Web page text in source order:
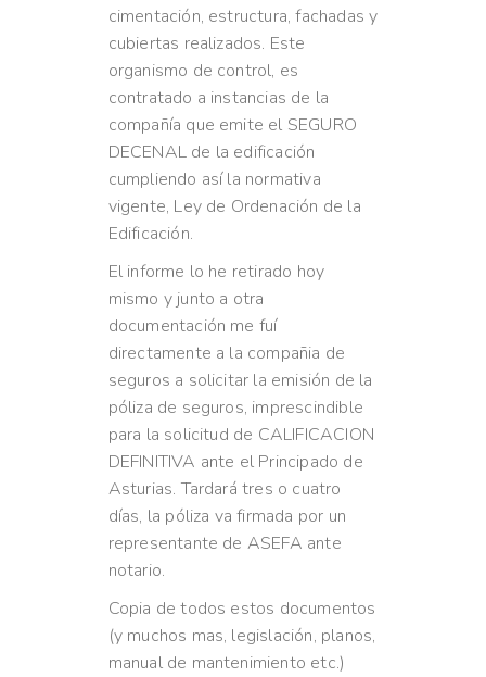
cimentación, estructura, fachadas y
cubiertas realizados. Este
organismo de control, es
contratado a instancias de la
compañía que emite el SEGURO
DECENAL de la edificación
cumpliendo así la normativa
vigente, Ley de Ordenación de la
Edificación.
El informe lo he retirado hoy
mismo y junto a otra
documentación me fuí
directamente a la compañia de
seguros a solicitar la emisión de la
póliza de seguros, imprescindible
para la solicitud de CALIFICACION
DEFINITIVA ante el Principado de
Asturias. Tardará tres o cuatro
días, la póliza va firmada por un
representante de ASEFA ante
notario.
Copia de todos estos documentos
(y muchos mas, legislación, planos,
manual de mantenimiento etc.)